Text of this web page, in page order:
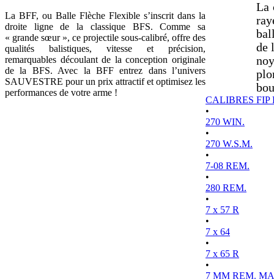
La BFF, ou Balle Flèche Flexible s’inscrit dans la
droite ligne de la classique BFS. Comme sa
« grande sœur », ce projectile sous-calibré, offre des
qualités balistiques, vitesse et précision,
remarquables découlant de la conception originale
de la BFS. Avec la BFF entrez dans l’univers
SAUVESTRE pour un prix attractif et optimisez les
performances de votre arme !
La
de
CALIBRES FIP
•
270 WIN.
•
270 W.S.M.
•
7-08 REM.
•
280 REM.
•
7 x 57 R
•
7 x 64
•
7 x 65 R
•
7 MM REM.